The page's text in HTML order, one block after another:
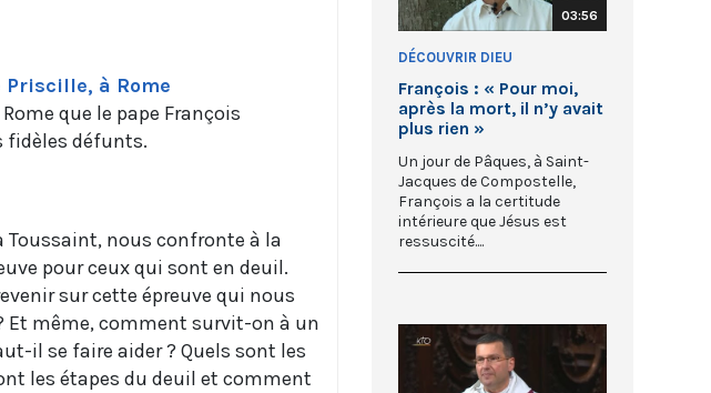
à Rome
que le pape François
fidèles défunts.
Toussaint, nous confronte à la
pour ceux qui sont en deuil.
sur cette épreuve qui nous
Et même, comment survit-on à un
il se faire aider ? Quels sont les
les étapes du deuil et comment
03:56
DÉCOUVRIR DIEU
François : « Pour moi,
après la mort, il n’y avait
plus rien »
Un jour de Pâques, à Saint-
Jacques de Compostelle,
François a la certitude
intérieure que Jésus est
ressuscité....